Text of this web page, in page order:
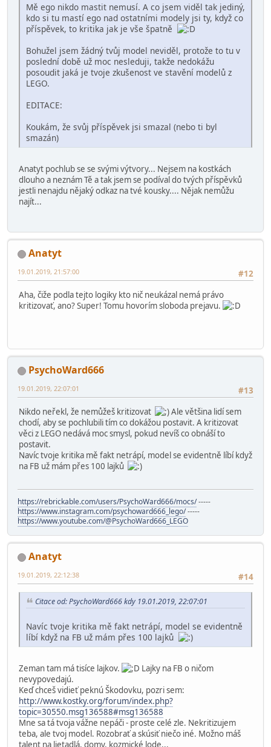
Mě ego nikdo mastit nemusí. A co jsem viděl tak jediný,
kdo si tu mastí ego nad ostatními modely jsi ty, když co
příspěvek, to kritika jak je vše špatně
Bohužel jsem žádný tvůj model neviděl, protože to tu v
poslední době už moc nesleduji, takže nedokážu
posoudit jaká je tvoje zkušenost ve stavění modelů z
LEGO.
EDITACE:
Koukám, že svůj příspěvek jsi smazal (nebo ti byl
smazán)
Anatyt pochlub se se svými výtvory... Nejsem na kostkách
dlouho a neznám Tě a tak jsem se podíval do tvých příspěvků
jestli nenajdu nějaký odkaz na tvé kousky.... Nějak nemůžu
najít...
Anatyt
#12
19.01.2019, 21:57:00
Aha, čiže podla tejto logiky kto nič neukázal nemá právo
kritizovať, ano? Super! Tomu hovorím sloboda prejavu.
PsychoWard666
#13
19.01.2019, 22:07:01
Nikdo neřekl, že nemůžeš kritizovat
Ale většina lidí sem
chodí, aby se pochlubili tím co dokážou postavit. A kritizovat
věci z LEGO nedává moc smysl, pokud nevíš co obnáší to
postavit.
Navíc tvoje kritika mě fakt netrápí, model se evidentně líbí když
na FB už mám přes 100 lajků
https://rebrickable.com/users/PsychoWard666/mocs/-----
https://www.instagram.com/psychoward666_lego/-----
https://www.youtube.com/@PsychoWard666_LEGO
Anatyt
#14
19.01.2019, 22:12:38
Citace od: PsychoWard666 kdy 19.01.2019, 22:07:01
Navíc tvoje kritika mě fakt netrápí, model se evidentně
líbí když na FB už mám přes 100 lajků
Zeman tam má tisíce lajkov.
Lajky na FB o ničom
nevypovedajú.
Keď chceš vidieť peknú Škodovku, pozri sem:
http://www.kostky.org/forum/index.php?
topic=30550.msg136588#msg136588
Mne sa tá tvoja vážne nepáči - proste celé zle. Nekritizujem
teba, ale tvoj model. Rozobrať a skúsiť niečo iné. Možno máš
talent na lietadlá, domy, kozmické lode...